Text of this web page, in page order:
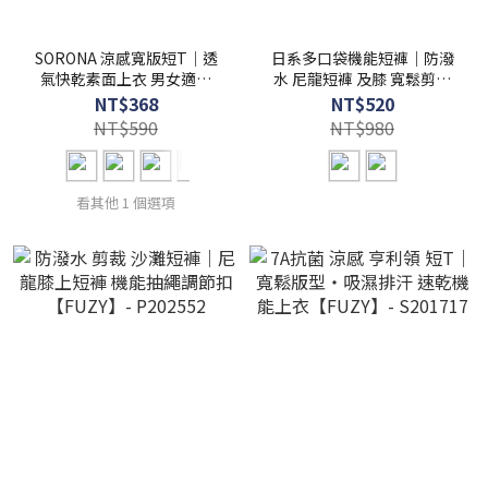
SORONA 涼感寬版短T｜透
氣快乾素面上衣 男女適穿
S201719
NT$368
NT$590
看其他 1 個選項
日系多口袋機能短褲｜防潑
水 尼龍短褲 及膝 寬鬆剪裁
【FUZY】- P202553
NT$520
NT$980